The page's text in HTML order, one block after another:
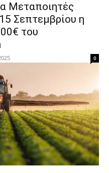
Μεταποιητές
Σεπτεμβρίου η
του
0